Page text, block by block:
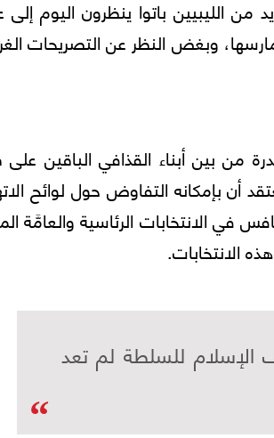
الليبيين باتوا ينظرون اليوم إلى
وبغض النظر عن التصريحات
من بين أبناء القذافي الباقين على
أن بإمكانه التفاوض حول لوائح
في الانتخابات الرئاسية والعامَّة
الانتخابات.
الإسلام للسلطة لم تعد